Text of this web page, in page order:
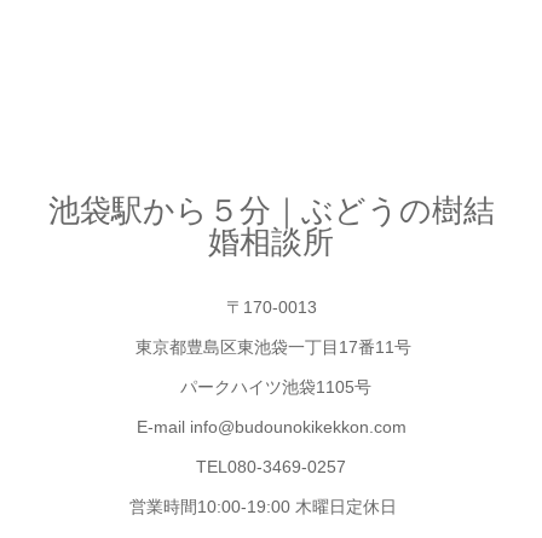
池袋駅から５分｜ぶどうの樹結
婚相談所
〒170-0013
東京都豊島区東池袋一丁目17番11号
パークハイツ池袋1105号
E-mail info@budounokikekkon.com
TEL080-3469-0257
営業時間10:00-19:00 木曜日定休日